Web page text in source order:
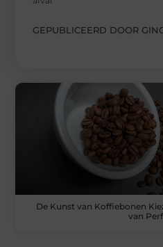
GEPUBLICEERD DOOR
De Kunst van Koffiebonen
van